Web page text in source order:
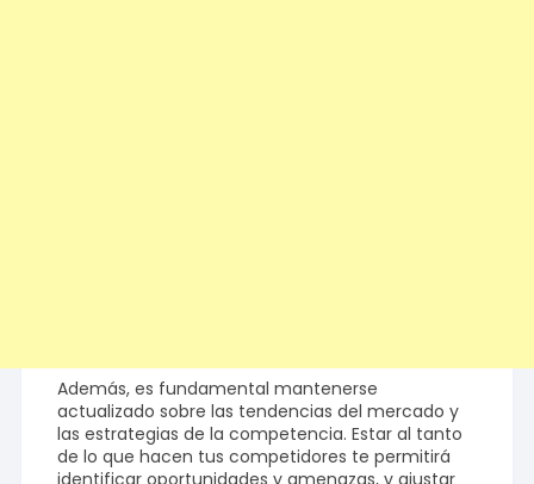
Además, es fundamental mantenerse
actualizado sobre las tendencias del mercado y
las estrategias de la competencia. Estar al tanto
de lo que hacen tus competidores te permitirá
identificar oportunidades y amenazas, y ajustar